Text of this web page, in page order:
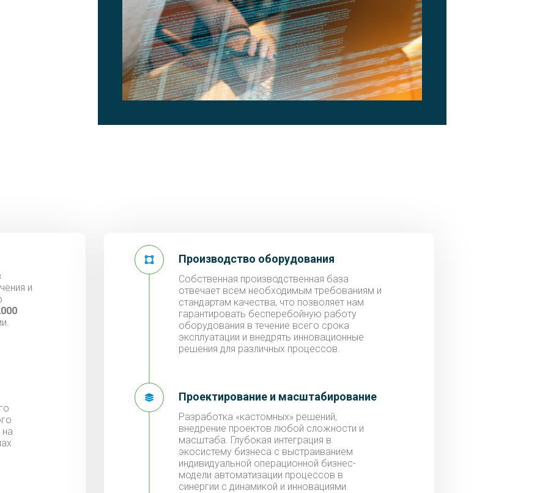
и
Производство оборудования
Собственная производственная база
отвечает всем необходимым требованиям и
стандартам качества, что позволяет нам
гарантировать бесперебойную работу
оборудования в течение всего срока
эксплуатации и внедрять инновационные
решения для различных процессов.
Проектирование и масштабирование
Разработка «кастомных» решений,
внедрение проектов любой сложности и
масштаба. Глубокая интеграция в
экосистему бизнеса с выстраиванием
индивидуальной операционной бизнес-
модели автоматизации процессов в
синергии с динамикой и инновациями.